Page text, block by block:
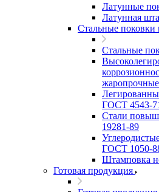
Латунные
Латунная
Стальные
Стальные
ГОСТ 4543-
Стали
19281-89
ГОСТ 1050-
Штамповка
Готовая продукция